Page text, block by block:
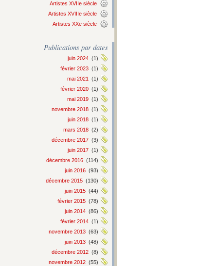
Artistes XVIIe siècle
Artistes XVIIIe siècle
Artistes XXe siècle
Publications par dates
juin 2024 (1)
février 2023 (1)
mai 2021
(1)
février 2020 (1)
mai 2019 (1)
novembre 2018 (1)
juin 2018 (1)
mars 2018 (2)
décembre 2017 (3)
juin 2017 (1)
décembre 2016 (114)
juin 2016 (93)
décembre 2015 (130)
juin 2015 (44)
février 2015 (78)
juin 2014 (86)
février 2014 (1)
novembre 2013 (63)
juin 2013 (48)
décembre 2012 (8)
novembre 2012 (55)